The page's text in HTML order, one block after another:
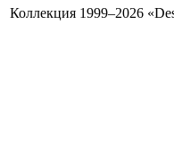
Коллекция 1999–2026